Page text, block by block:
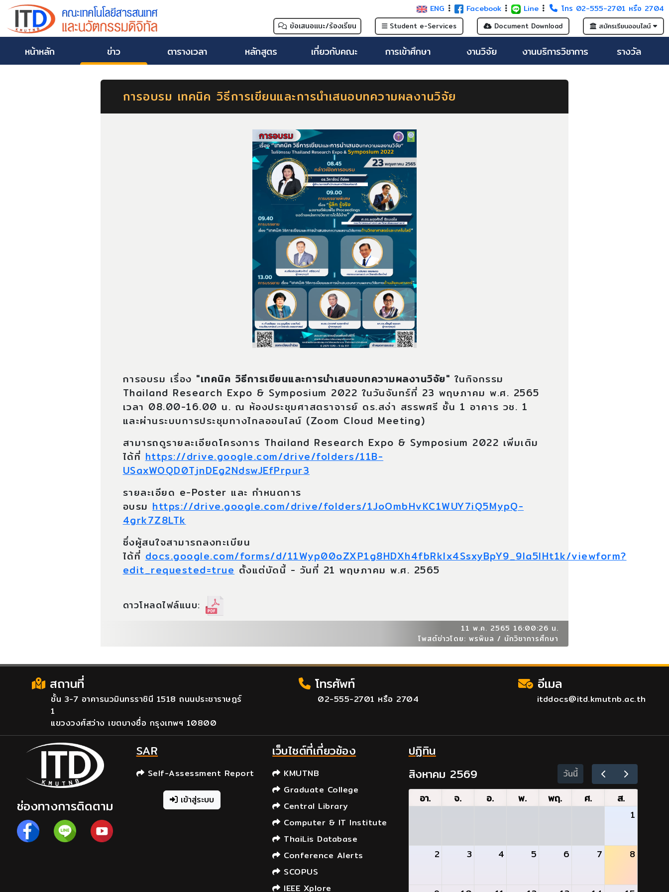
ENG Facebook Line โทร 02-555-2701 หรือ 2704
ข้อเสนอแนะ/ร้องเรียน Student e-Services Document Download สมัครเรียนออนไลน์
หน้าหลัก ข่าว ตารางเวลา หลักสูตร เกี่ยวกับคณะ การเข้าศึกษา งานวิจัย งานบริการวิชาการ รางวัล
การอบรม เทคนิค วิธีการเขียนและการนำเสนอบทความผลงานวิจัย
การอบรม เรื่อง "เทคนิค วิธีการเขียนและการนำเสนอบทความผลงานวิจัย" ในกิจกรรม
Thailand Research Expo & Symposium 2022 ในวันจันทร์ที่ 23 พฤษภาคม พ.ศ. 2565
เวลา 08.00-16.00 น. ณ ห้องประชุมศาสตราจารย์ ดร.สง่า สรรพศรี ชั้น 1 อาคาร วช. 1
และผ่านระบบการประชุมทางไกลออนไลน์ (Zoom Cloud Meeting)
สามารถดูรายละเอียดโครงการ Thailand Research Expo & Symposium 2022 เพิ่มเติม
ได้ที่https://drive.google.com/drive/folders/11B-
USaxWOQD0TjnDEg2NdswJEfPrpur3
รายละเอียด e-Poster และ กำหนดการ
อบรมhttps://drive.google.com/drive/folders/1JoOmbHvKC1WUY7iQ5MypQ-
4grk7Z8LTk
ซึ่งผู้สนใจสามารถลงทะเบียน
ได้ที่docs.google.com/forms/d/11Wyp00oZXP1g8HDXh4fbRklx4SsxyBpY9_9la5IHt1k/viewform?
edit_requested=true ตั้งแต่บัดนี้ - วันที่ 21 พฤษภาคม พ.ศ. 2565
ดาวโหลดไฟล์แนบ:
11 พ.ค. 2565 16:00:26 น.
โพสต์ข่าวโดย: พรพิมล / นักวิชาการศึกษา
สถานที่
ชั้น 3-7 อาคารนวมินทรราชินี 1518 ถนนประชาราษฎร์
1
แขวงวงศ์สว่าง เขตบางซื่อ กรุงเทพฯ 10800
โทรศัพท์
02-555-2701 หรือ 2704
อีเมล
itddocs@itd.kmutnb.ac.th
ช่องทางการติดตาม
SAR
Self-Assessment Report
เข้าสู่ระบบ
เว็บไซต์ที่เกี่ยวข้อง
KMUTNB
Graduate College
Central Library
Computer & IT Institute
ThaiLis Database
Conference Alerts
SCOPUS
IEEE Xplore
ปฏิทิน
สิงหาคม 2569
วันนี้
อา. จ. อ. พ. พฤ. ศ. ส.
1
2 3 4 5 6 7 8